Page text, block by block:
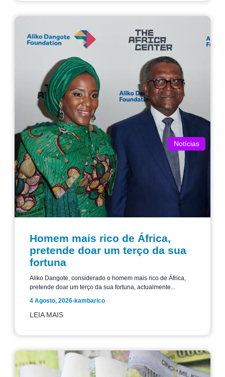
Notícias
Homem mais rico de África,
pretende doar um terço da sua
fortuna
Aliko Dangote, considerado o homem mais rico de África,
pretende doar um terço da sua fortuna, actualmente...
4 Agosto, 2026-kambarico
LEIA MAIS